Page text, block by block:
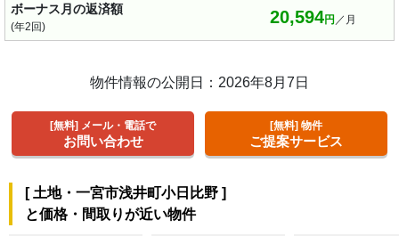
ボーナス月の返済額
(年2回) 20,594円 ／月
物件情報の公開日：2026年8月7日
[無料] メール・電話で
お問い合わせ
[無料] 物件
ご提案サービス
[ 土地・一宮市浅井町小日比野 ]
と価格・間取りが近い物件